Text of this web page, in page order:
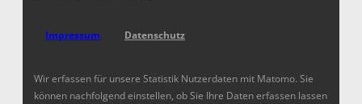
Impressum Datenschutz
Wir erfassen für unsere Statistik Nutzerdaten mit Matomo. Sie
können nachfolgend einstellen, ob Sie Ihre Daten erfassen lassen